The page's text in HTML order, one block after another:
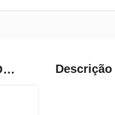
PRODUTOS RELACIONADOS